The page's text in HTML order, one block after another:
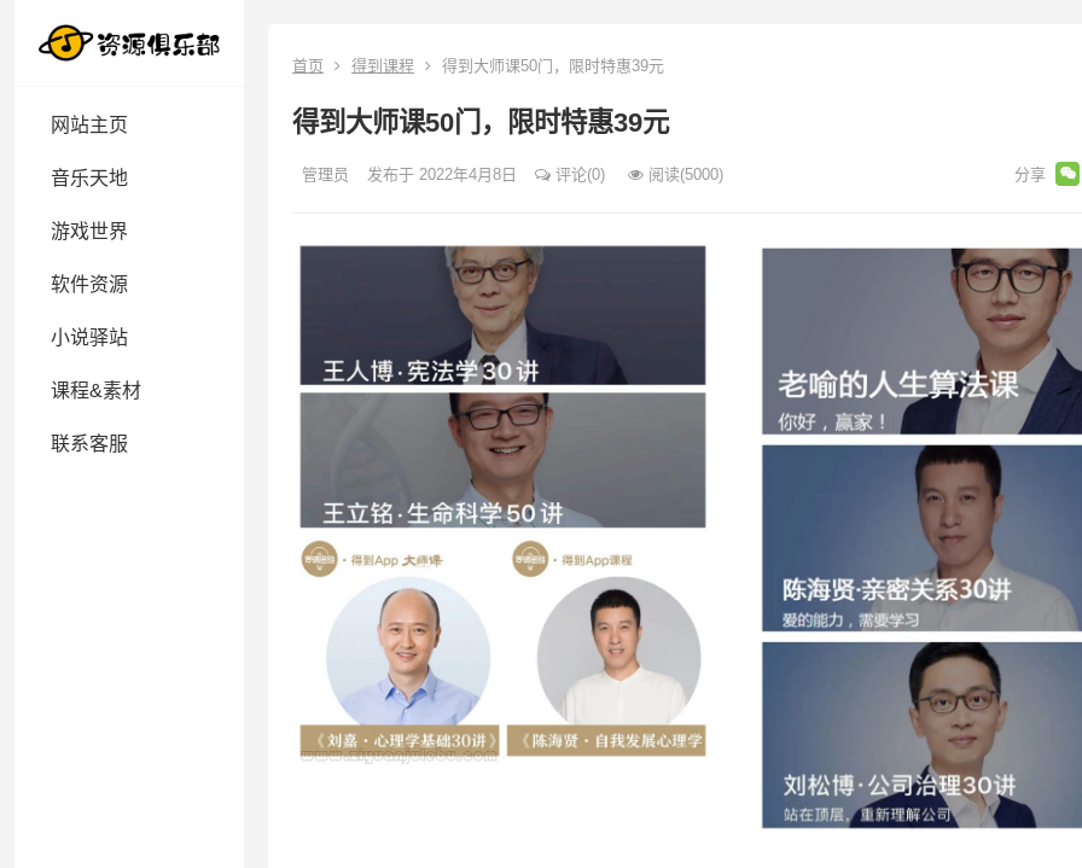
网站主页
音乐天地
游戏世界
软件资源
小说驿站
课程&素材
联系客服
首页 得到课程 得到大师课50门，限时特惠39元
得到大师课50门，限时特惠39元
管理员 发布于 2022年4月8日 评论(0) 阅读(5000)